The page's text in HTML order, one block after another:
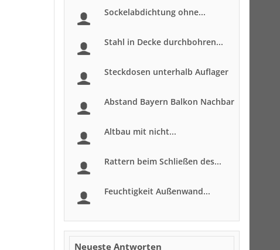
Sockelabdichtung ohne...
Stahl in Decke durchbohren...
Steckdosen unterhalb Auflager
Abstand Bayern Balkon Nachbar
Altbau mit nicht...
Rattern beim Schließen des...
Feuchtigkeit Außenwand...
Neueste Antworten